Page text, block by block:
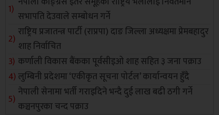
सभापति देउवाले सम्बोधन गर्ने
राष्ट्रिय प्रजातन्त्र पार्टी (राप्रपा) दाङ जिल्ला अध्यक्षमा प्रेमबहादुर
शाह निर्वाचित
कर्णाली विकास बैंकका पूर्वसीइओ शाह सहित ३ जना पक्राउ
लुम्बिनी प्रदेशमा ‘एकीकृत सूचना पोर्टल’ कार्यान्वयन हुँदै
नेपाली सेनामा भर्ती गराइदिने भन्दै दुई लाख बढी ठगी गर्ने
कञ्चनपुरका चन्द पक्राउ